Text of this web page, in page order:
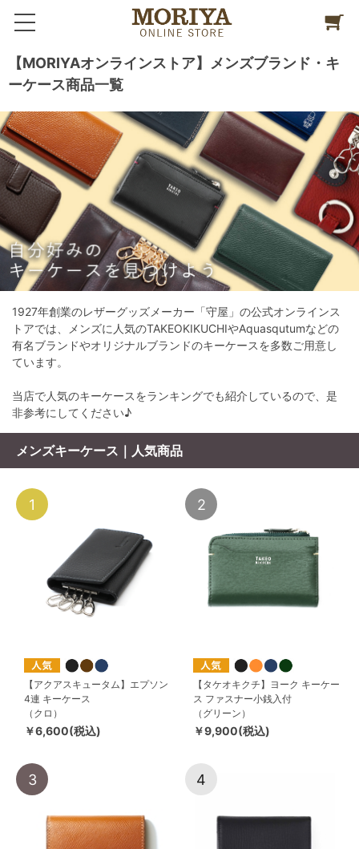
【MORIYAオンラインストア】メンズブランド・キ
ーケース商品一覧
1927年創業のレザーグッズメーカー「守屋」の公式オンラインス
トアでは、メンズに人気のTAKEOKIKUCHIやAquasqutumなどの
有名ブランドやオリジナルブランドのキーケースを多数ご用意し
ています。
当店で人気のキーケースをランキングでも紹介しているので、是
非参考にしてください♪
メンズキーケース｜人気商品
1
【アクアスキュータム】エプソン
4連 キーケース
（クロ）
￥6,600(税込)
2
【タケオキクチ】ヨーク キーケー
ス ファスナー小銭入付
（グリーン）
￥9,900(税込)
3 4